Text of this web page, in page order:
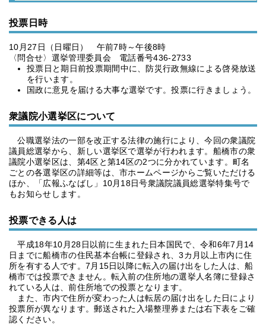
投票日時
10月27日（日曜日） 午前7時～午後8時
〈問合せ〉選挙管理委員会 電話番号436-2733
投票日と期日前投票期間中に、防災行政無線による啓発放送
を行います。
国政に意見を届ける大事な選挙です。投票に行きましょう。
衆議院小選挙区について
公職選挙法の一部を改正する法律の施行により、今回の衆議院
議員総選挙から、新しい選挙区で選挙が行われます。船橋市の衆
議院小選挙区は、第4区と第14区の2つに分かれています。町名
ごとの各選挙区の詳細等は、市ホームページからご覧いただける
ほか、「広報ふなばし」10月18日号衆議院議員総選挙特集号で
もお知らせします。
投票できる人は
平成18年10月28日以前に生まれた日本国民で、令和6年7月14
日までに船橋市の住民基本台帳に登録され、3カ月以上市内に住
所を有する人です。7月15日以降に転入の届け出をした人は、船
橋市では投票できません。転入前の住所地の選挙人名簿に登録さ
れている人は、前住所地での投票となります。
また、市内で住所が変わった人は転居の届け出をした日により
投票所が異なります。郵送された入場整理券または右下表をご確
認ください。